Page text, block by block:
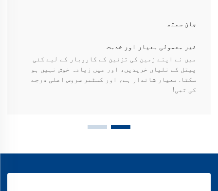
جان سمتھ
غیر معمولی معیار اور خدمت
میں نے اپنے زمین کی تزئین کے کاروبار کے لیے کئی
پیتل کے نلیاں خریدیں، اور میں زیادہ خوش نہیں ہو
سکتا. معیار شاندار ہے، اور کسٹمر سروس اعلی درجے
کی تھی!